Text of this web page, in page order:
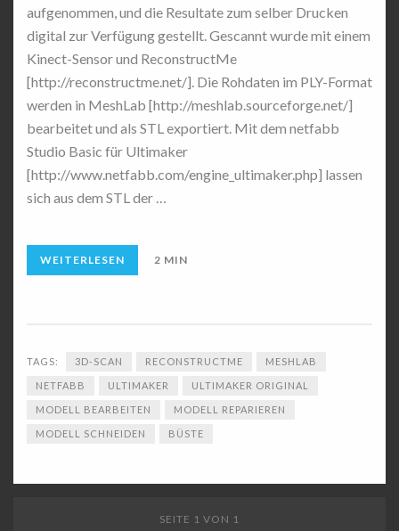
aufgenommen, und die Resultate zum selber Drucken
digital zur Verfügung gestellt. Gescannt wurde mit einem
Kinect-Sensor und ReconstructMe
[http://reconstructme.net/]. Die Rohdaten im PLY-Format
werden in MeshLab [http://meshlab.sourceforge.net/]
bearbeitet und als STL exportiert. Mit dem netfabb
Studio Basic für Ultimaker
[http://www.netfabb.com/engine_ultimaker.php] lassen
sich aus dem STL der …
WEITERLESEN 2 MIN
TAGS: 3D-SCAN RECONSTRUCTME MESHLAB
NETFABB ULTIMAKER ULTIMAKER ORIGINAL
MODELL BEARBEITEN MODELL REPARIEREN
MODELL SCHNEIDEN BÜSTE
SEITE 1 VON 1